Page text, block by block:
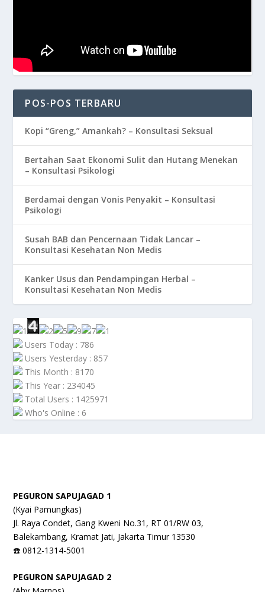
POS-POS TERBARU
Kopi “Greng,” Amankah? – Konsultasi Seksual
Bertahan Saat Ekonomi Sulit dan Hutang Menekan
– Konsultasi Psikologi
Berdamai dengan Vonis Penyakit – Konsultasi
Psikologi
Susah BAB dan Pencernaan Tidak Lancar –
Konsultasi Kesehatan Non Medis
Kanker Usus dan Pendampingan Herbal –
Konsultasi Kesehatan Non Medis
Users Today : 786
Users Yesterday : 857
This Month : 8170
This Year : 234045
Total Users : 1425971
Who's Online : 6
PEGURON SAPUJAGAD 1
(Kyai Pamungkas)
Jl. Raya Condet, Gang Kweni No.31, RT 01/RW 03,
Balekambang, Kramat Jati, Jakarta Timur 13530
☎️ 0812-1314-5001
PEGURON SAPUJAGAD 2